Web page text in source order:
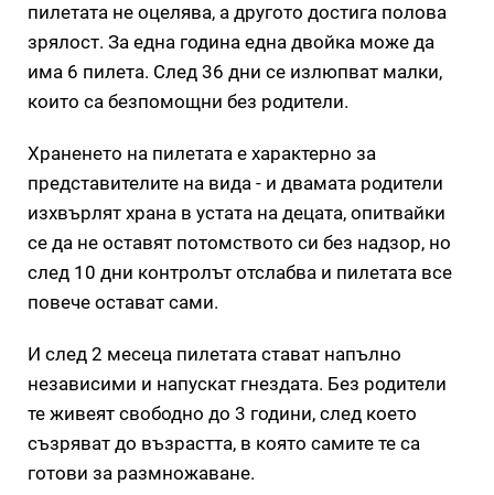
пилетата не оцелява, а другото достига полова
зрялост. За една година една двойка може да
има 6 пилета. След 36 дни се излюпват малки,
които са безпомощни без родители.
Храненето на пилетата е характерно за
представителите на вида - и двамата родители
изхвърлят храна в устата на децата, опитвайки
се да не оставят потомството си без надзор, но
след 10 дни контролът отслабва и пилетата все
повече остават сами.
И след 2 месеца пилетата стават напълно
независими и напускат гнездата. Без родители
те живеят свободно до 3 години, след което
съзряват до възрастта, в която самите те са
готови за размножаване.